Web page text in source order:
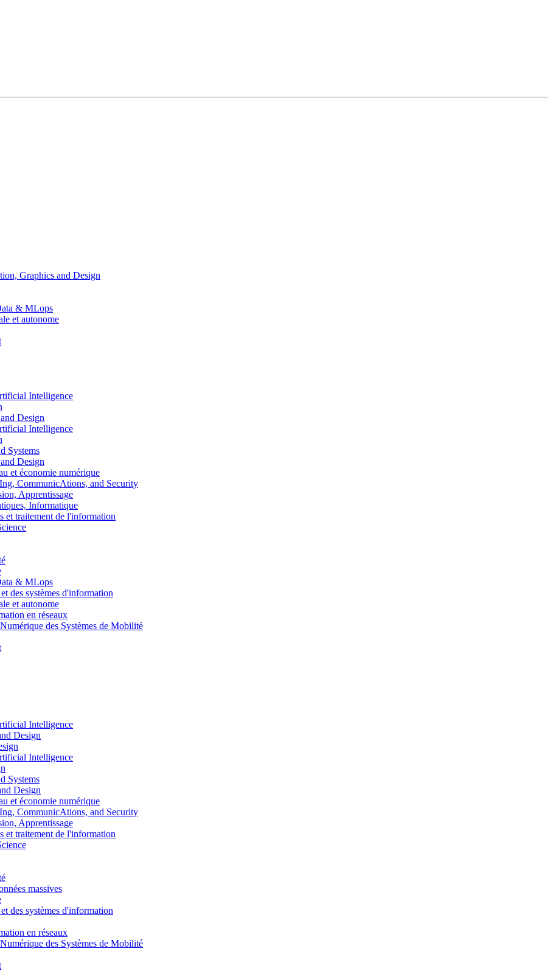
Graphics and Design
& MLops
et autonome
Intelligence
Design
Intelligence
Systems
Design
et économie numérique
CommunicAtions, and Security
Apprentissage
Informatique
et traitement de l'information
& MLops
des systèmes d'information
et autonome
en réseaux
des Systèmes de Mobilité
Intelligence
Design
Intelligence
Systems
Design
et économie numérique
CommunicAtions, and Security
Apprentissage
et traitement de l'information
massives
des systèmes d'information
en réseaux
des Systèmes de Mobilité